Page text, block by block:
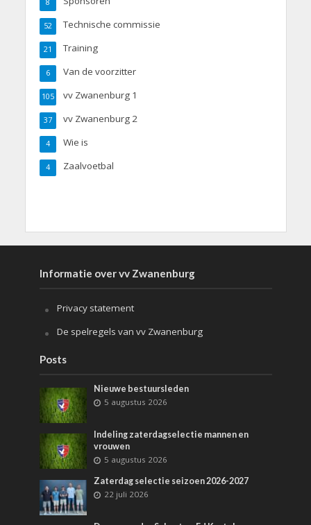
8
Technische commissie
52
Training
21
Van de voorzitter
6
vv Zwanenburg 1
105
vv Zwanenburg 2
37
Wie is
4
Zaalvoetbal
4
Informatie over vv Zwanenburg
Privacy statement
De spelregels van vv Zwanenburg
Posts
Nieuwe bestuursleden
5 augustus 2026
Indeling zaterdagselectie mannen en
vrouwen
5 augustus 2026
Zaterdag selectie seizoen 2026-2027
22 juli 2026